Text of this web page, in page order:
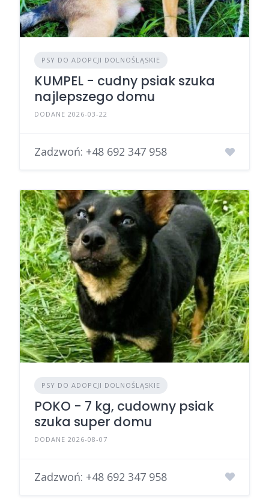
PSY DO ADOPCJI DOLNOŚLĄSKIE
KUMPEL - cudny psiak szuka
najlepszego domu
DODANE 2026-03-22
Zadzwoń: +48 692 347 958
PSY DO ADOPCJI DOLNOŚLĄSKIE
POKO - 7 kg, cudowny psiak
szuka super domu
DODANE 2026-08-07
Zadzwoń: +48 692 347 958